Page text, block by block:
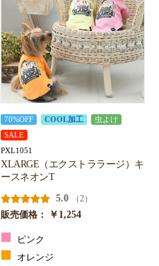
70%OFF COOL加工
虫よけ
SALE
PXL1051
XLARGE（エクストララージ）キ
ースネオンT
5.0
（2）
販売価格：
￥1,254
ピンク
オレンジ